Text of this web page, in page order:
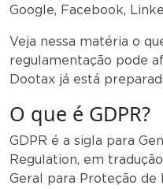
Google, Facebook,
Veja nessa matéria o
regulamentação pode
Dootax já está
O que é GDPR?
GDPR é a sigla para
Regulation, em
Geral para Proteção de